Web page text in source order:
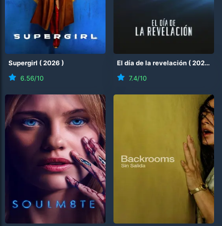
Supergirl (2026 )
6.56/10
El día de la revelación (2026 )
7.4/10